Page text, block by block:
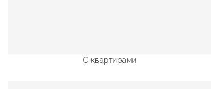
С квартирами